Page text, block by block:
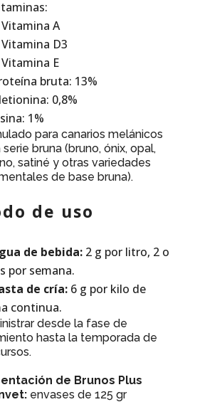
Vitamina A
Vitamina D3
Vitamina E
bruta: 13%
0,8%
1%
para canarios melánicos
bruna (bruno, ónix, opal,
satiné y otras variedades
de base bruna).
de uso
de bebida: 2 g por litro, 2 o
por semana.
de cría: 6 g por kilo de
continua.
desde la fase de
hasta la temporada de
de Brunos Plus
envases de 125 gr